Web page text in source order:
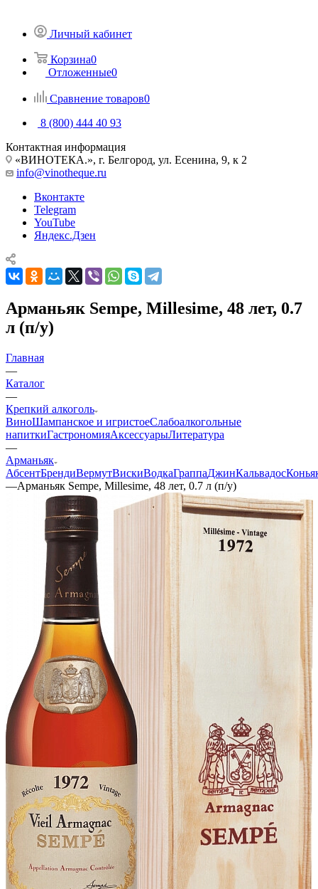
Личный кабинет
Корзина0
Отложенные0
Сравнение товаров0
8 (800) 444 40 93
Контактная информация
«ВИНОТЕКА.», г. Белгород, ул. Есенина, 9, к 2
info@vinotheque.ru
Вконтакте
Telegram
YouTube
Яндекс.Дзен
Арманьяк Sempe, Millesime, 48 лет, 0.7
л (п/у)
Главная
—
Каталог
—
Крепкий алкоголь
ВиноШампанское и игристоеСлабоалкогольные
напиткиГастрономияАксессуарыЛитература
—
Арманьяк
АбсентБрендиВермутВискиВодкаГраппаДжинКальвадос
—Арманьяк Sempe, Millesime, 48 лет, 0.7 л (п/у)